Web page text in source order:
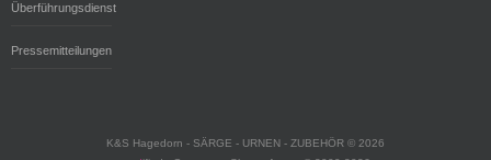
Überführungsdienst
Pressemitteilungen
K&S Hagedorn - SÄRGE - URNEN - ZUBEHÖR © 2026